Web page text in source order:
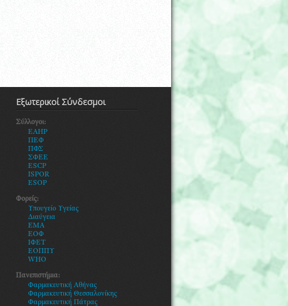
Εξωτερικοί Σύνδεσμοι
Σύλλογοι:
EAHP
ΠΕΦ
ΠΦΣ
ΣΦΕΕ
ESCP
ISPOR
ESOP
Φορείς:
Υπουγείο Υγείας
Διαύγεια
ΕΜΑ
ΕΟΦ
ΙΦΕΤ
ΕΟΠΠΥ
WHO
Πανεπιστήμια:
Φαρμακευτική Αθήνας
Φαρμακευτική Θεσσαλονίκης
Φαρμακευτική Πάτρας